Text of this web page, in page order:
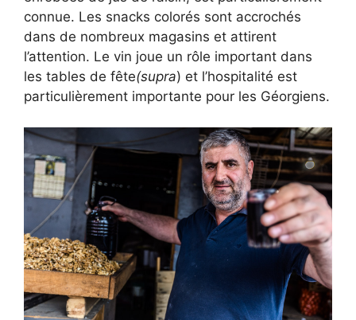
connue. Les snacks colorés sont accrochés
dans de nombreux magasins et attirent
l’attention. Le vin joue un rôle important dans
les tables de fête(supra) et l’hospitalité est
particulièrement importante pour les Géorgiens.